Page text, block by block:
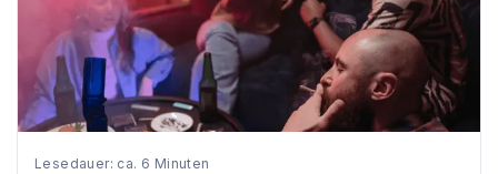
Lesedauer: ca. 6 Minuten